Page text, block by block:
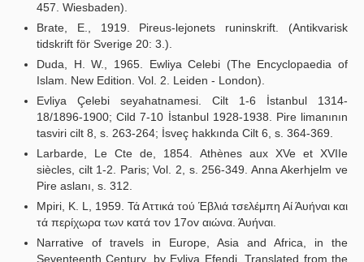
457. Wiesbaden).
Brate, E., 1919. Pireus-lejonets runinskrift. (Antikvarisk
tidskrift för Sverige 20: 3.).
Duda, H. W., 1965. Ewliya Celebi (The Encyclopaedia of
Islam. New Edition. Vol. 2. Leiden - London).
Evliya Çelebi seyahatnamesi. Cilt 1-6 İstanbul 1314-
18/1896-1900; Cild 7-10 İstanbul 1928-1938. Pire limanının
tasviri cilt 8, s. 263-264; İsveç hakkında Cilt 6, s. 364-369.
Larbarde, Le Cte de, 1854. Athènes aux XVe et XVIIe
siècles, cilt 1-2. Paris; Vol. 2, s. 256-349. Anna Akerhjelm ve
Pire aslanı, s. 312.
Mpiri, K. L, 1959. Τά Αττικά τού Έβλιά τσελέμπη Αί Άυήναι και
τά περίχωρα των κατά τον 17ov αιώνα. Άυήναι.
Narrative of travels in Europe, Asia and Africa, in the
Seventeenth Century, by Evliya Efendi. Translated from the